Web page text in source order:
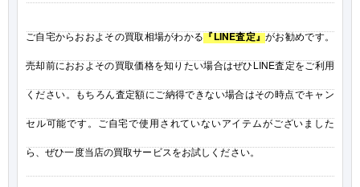
ご自宅からおおよその買取相場がわかる『LINE査定』がお勧めです。
売却前におおよその買取価格を知りたい場合はぜひLINE査定をご利用
ください。もちろん査定額にご納得できない場合はその時点でキャン
セル可能です。ご自宅で使用されていないアイテムがございました
ら、ぜひ一度当店の買取サービスをお試しください。